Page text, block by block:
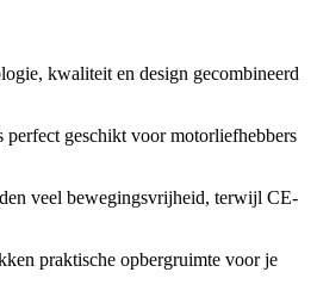
kwaliteit en design gecombineerd
geschikt voor motorliefhebbers
veel bewegingsvrijheid, terwijl CE-
praktische opbergruimte voor je